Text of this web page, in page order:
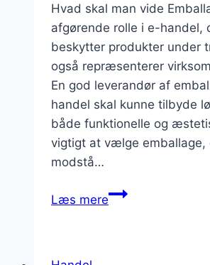
Hvad skal man vide
afgørende rolle i e-handel,
beskytter produkter under
også repræsenterer
En god leverandør af
handel skal kunne tilbyde
både funktionelle og
vigtigt at vælge emballage,
modstå…
Læs mereLeverandør